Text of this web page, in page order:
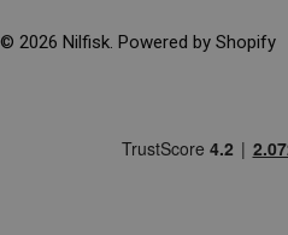
G
© 2026 Nilfisk. Powered by Shopify